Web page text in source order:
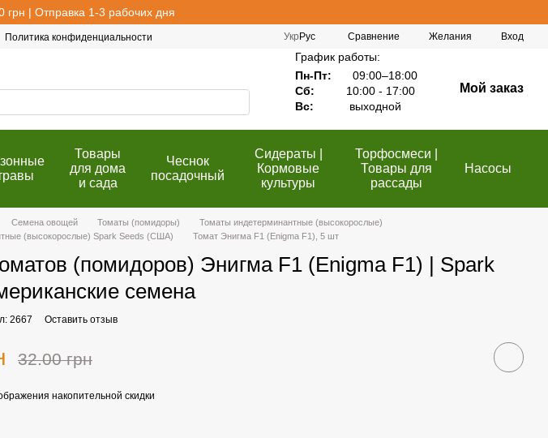
| Отправка 1-3 рабочих дня
Политика конфиденциальности
Укр Рус Сравнение Желания Вход
График работы:
Пн-Пт:
09:00–18:00
Сб:
10:00 - 17:00
Вс:
выходной
Мой заказ
Товары
для дома
и сада
Чеснок
посадочный
Сидераты |
Кормовые
культуры
Торфосмеси |
Товары для
рассады
Насосы
Семена овощей Томаты (помидоры)
Томаты индетерминантные (высокорослые)
(высокорослые) Spark Seeds (США)
Томат Энигма F1 (Enigma F1), 5 шт
(помидоров) Энигма F1 (Enigma F1) | Spark
семена
2667 Оставить отзыв
32.00 грн
накопительной скидки